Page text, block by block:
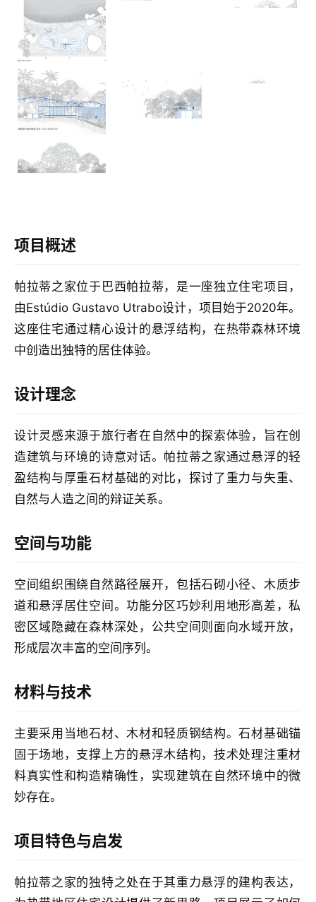
计
室
内
设
计
城
观
建
筑
专
教
工
作
流
项目概述
帕拉蒂之家位于巴西帕拉蒂，是一座独立住宅项目，
由Estúdio Gustavo Utrabo设计，项目始于2020年。
这座住宅通过精心设计的悬浮结构，在热带森林环境
中创造出独特的居住体验。
设计理念
设计灵感来源于旅行者在自然中的探索体验，旨在创
造建筑与环境的诗意对话。帕拉蒂之家通过悬浮的轻
盈结构与厚重石材基础的对比，探讨了重力与失重、
自然与人造之间的辩证关系。
空间与功能
空间组织围绕自然路径展开，包括石砌小径、木质步
道和悬浮居住空间。功能分区巧妙利用地形高差，私
密区域隐藏在森林深处，公共空间则面向水域开放，
形成层次丰富的空间序列。
材料与技术
主要采用当地石材、木材和轻质钢结构。石材基础锚
固于场地，支撑上方的悬浮木结构，技术处理注重材
料真实性和构造精确性，实现建筑在自然环境中的微
妙存在。
项目特色与启发
帕拉蒂之家的独特之处在于其重力悬浮的建构表达，